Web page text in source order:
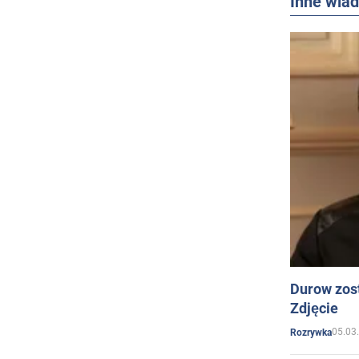
Durow
Zdjęcie
Rozrywka